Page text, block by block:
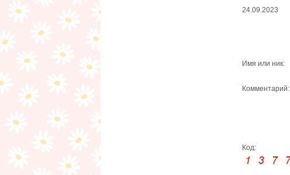
24.09.2023
Имя или ник:
Комментарий:
Код: